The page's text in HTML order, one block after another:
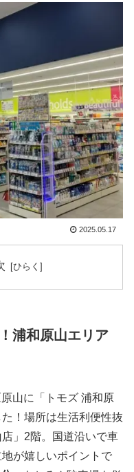
2025.05.17
浦和原山エリア
山に「トモズ 浦和原
！場所は生活利便性抜
」2階。国道沿いで車
が嬉しいポイントで